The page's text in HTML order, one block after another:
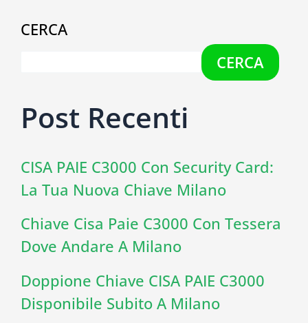
CERCA
CERCA
Post Recenti
CISA PAIE C3000 Con Security Card:
La Tua Nuova Chiave Milano
Chiave Cisa Paie C3000 Con Tessera
Dove Andare A Milano
Doppione Chiave CISA PAIE C3000
Disponibile Subito A Milano